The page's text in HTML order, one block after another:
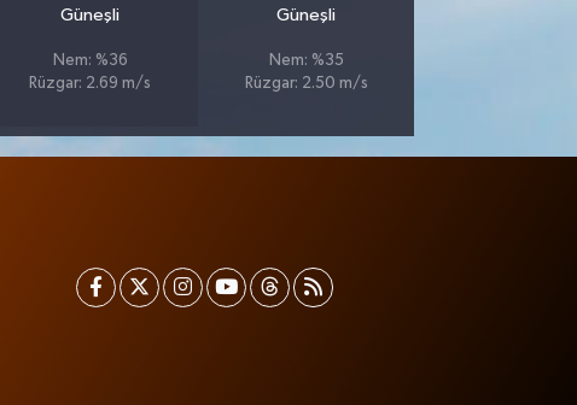
Güneşli
Nem: %36
Rüzgar: 2.69 m/s
Güneşli
Nem: %35
Rüzgar: 2.50 m/s